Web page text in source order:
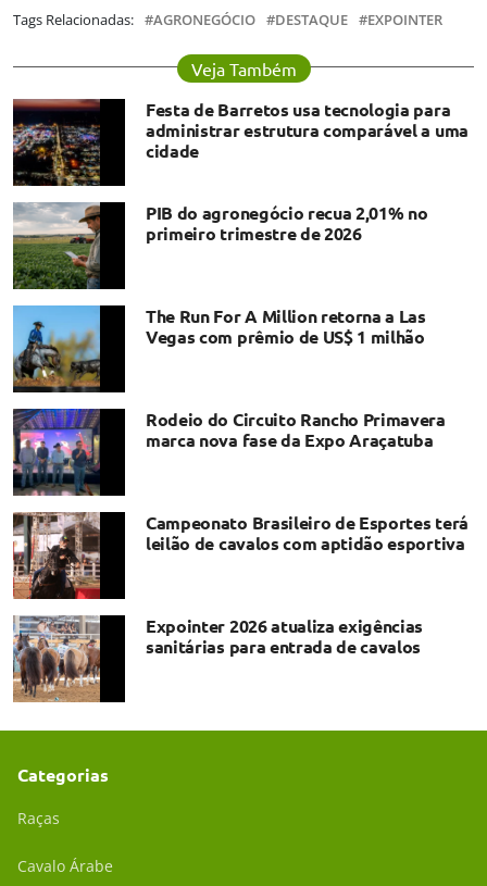
Tags Relacionadas: AGRONEGÓCIO DESTAQUE EXPOINTER
Veja Também
Festa de Barretos usa tecnologia para
administrar estrutura comparável a uma
cidade
PIB do agronegócio recua 2,01% no
primeiro trimestre de 2026
The Run For A Million retorna a Las
Vegas com prêmio de US$ 1 milhão
Rodeio do Circuito Rancho Primavera
marca nova fase da Expo Araçatuba
Campeonato Brasileiro de Esportes terá
leilão de cavalos com aptidão esportiva
Expointer 2026 atualiza exigências
sanitárias para entrada de cavalos
Categorias
Raças
Cavalo Árabe